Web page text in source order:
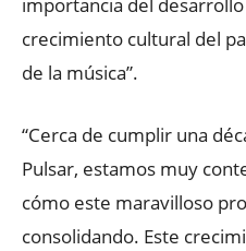
importancia del
crecimiento cultural del
de la música”.
“Cerca de cumplir una
Pulsar, estamos muy
cómo este maravilloso
consolidando. Este